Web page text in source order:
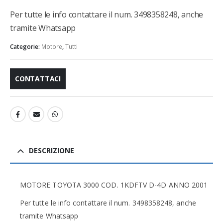
Per tutte le info contattare il num. 3498358248, anche
tramite Whatsapp
Categorie: Motore,Tutti
CONTATTACI
DESCRIZIONE
MOTORE TOYOTA 3000 COD. 1KDFTV D-4D ANNO 2001
Per tutte le info contattare il num. 3498358248, anche
tramite Whatsapp